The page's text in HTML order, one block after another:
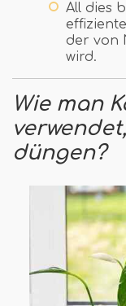
All dies
der von
wird.
Wie man
düngen?